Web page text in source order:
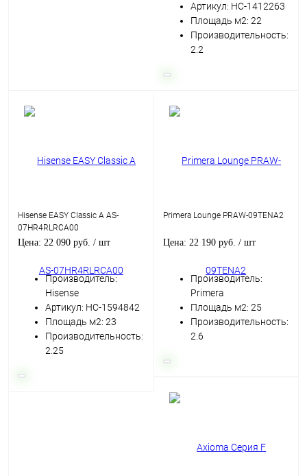
Артикул: НС-1412263
Площадь м2: 22
Производительность:
2.2
Hisense EASY Classic A AS-
07HR4RLRCA00
Цена: 22 090 руб. / шт
Производитель:
Hisense
Артикул: НС-1594842
Площадь м2: 23
Производительность:
2.25
Primera Lounge PRAW-09TENA2
Цена: 22 190 руб. / шт
Производитель:
Primera
Площадь м2: 25
Производительность:
2.6